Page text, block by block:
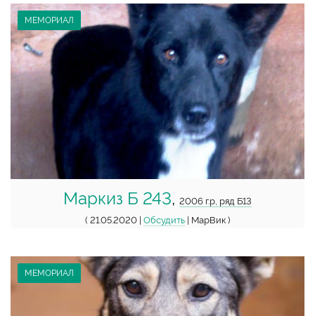
МЕМОРИАЛ
Маркиз Б 243, 2006 г.р, ряд Б13
( 21.05.2020 | Обсудить | МарВик )
МЕМОРИАЛ